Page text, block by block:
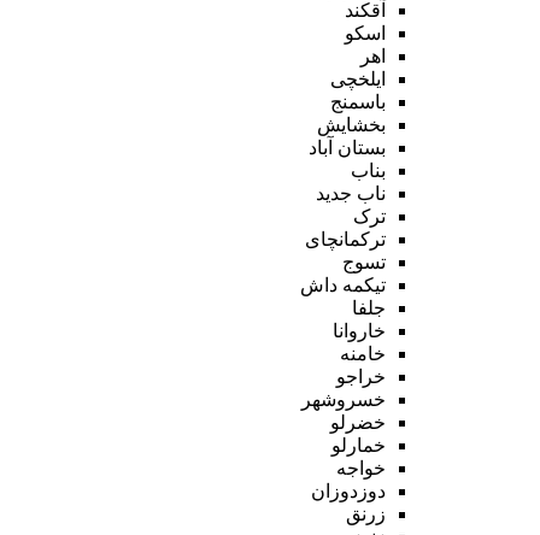
آقکند
اسکو
اهر
ایلخچی
باسمنج
بخشایش
بستان آباد
بناب
ناب جدید
ترک
ترکمانچای
تسوج
تیکمه داش
جلفا
خاروانا
خامنه
خراجو
خسروشهر
خضرلو
خمارلو
خواجه
دوزدوزان
زرنق